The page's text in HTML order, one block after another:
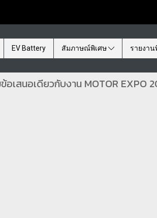
EV Battery สัมภาษณ์พิเศษ รายงาน
เสนอเดียวกับงาน MOTOR EXPO